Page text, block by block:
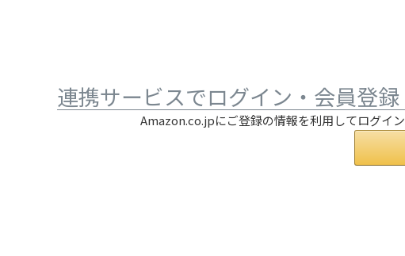
連携サービスでログイン・会員登録
Amazon.co.jpにご登録の情報を利用してログイ